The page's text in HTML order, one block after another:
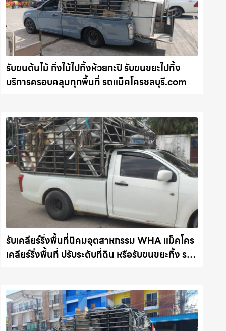
รับขนต้นไม้ กิ่งไม้ไปทิ้งห้วยกะปิ รับขนขยะไปทิ้ง
บริการครอบคลุมทุกพื้นที่ รถแม็คโครชลบุรี.com
รับเคลียร์ริ่งพื้นที่นิคมอุตสาหกรรม WHA แม็คโคร
เคลียร์ริ่งพื้นที่ ปรับระดับที่ดิน หรือรับขนขยะทิ้ง รถ